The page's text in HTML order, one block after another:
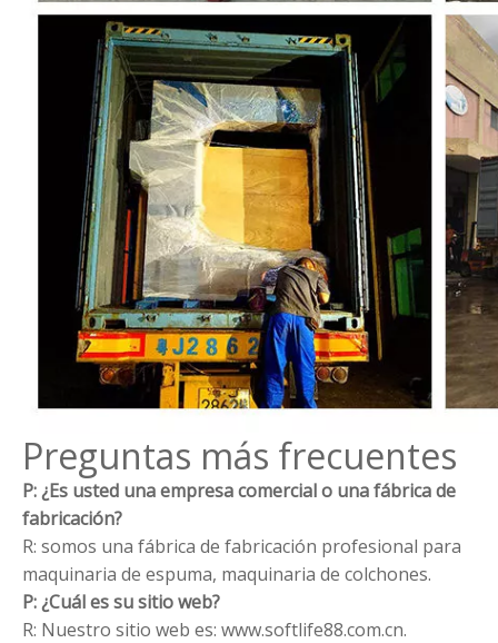
Preguntas más frecuentes
P: ¿Es usted una empresa comercial o una fábrica de
fabricación?
R: somos una fábrica de fabricación profesional para
maquinaria de espuma, maquinaria de colchones.
P: ¿Cuál es su sitio web?
R: Nuestro sitio web es: www.softlife88.com.cn.